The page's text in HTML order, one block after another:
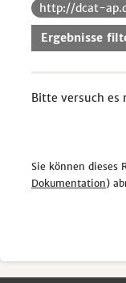
http://dcat-
Ergebnisse
Bitte versuch es
Sie können dieses
Dokumentation)